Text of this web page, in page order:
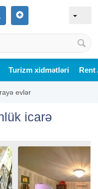
Turizm xidmətləri Rent
evlər
icarə